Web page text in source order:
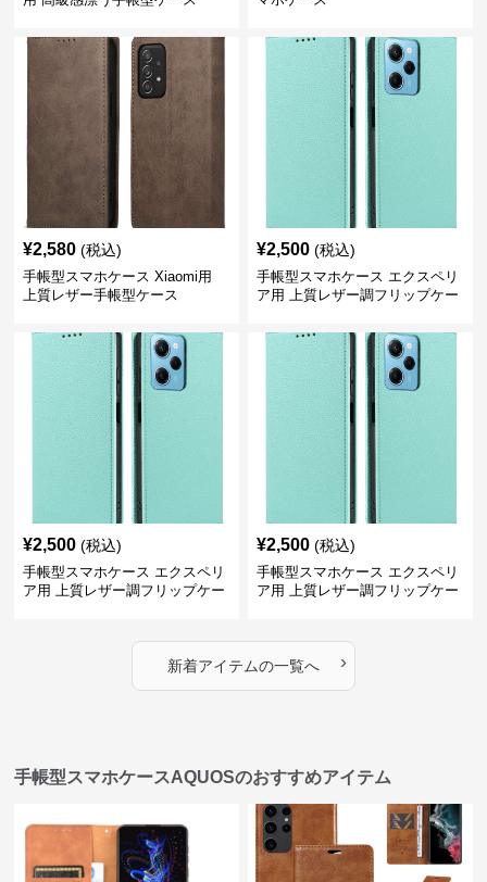
¥2,580 (税込)
手帳型スマホケース Xiaomi用
上質レザー手帳型ケース
¥2,500 (税込)
手帳型スマホケース エクスペリ
ア用 上質レザー調フリップケー
¥2,500 (税込)
手帳型スマホケース エクスペリ
ア用 上質レザー調フリップケー
¥2,500 (税込)
手帳型スマホケース エクスペリ
ア用 上質レザー調フリップケー
新着アイテムの一覧へ ›
手帳型スマホケースAQUOSのおすすめアイテム